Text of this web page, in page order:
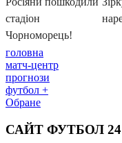
головна
матч-центр
прогнози
футбол +
Обране
САЙТ ФУТБОЛ 24